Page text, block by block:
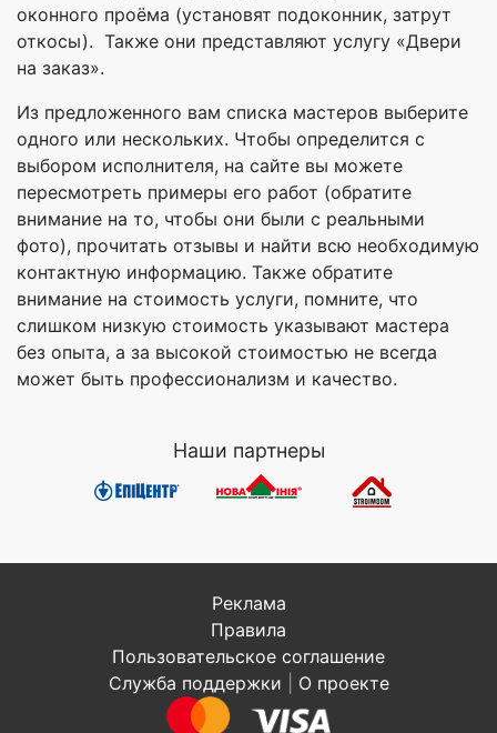
оконного проёма (установят подоконник, затрут
откосы). Также они представляют услугу «Двери
на заказ».
Из предложенного вам списка мастеров выберите
одного или нескольких. Чтобы определится с
выбором исполнителя, на сайте вы можете
пересмотреть примеры его работ (обратите
внимание на то, чтобы они были с реальными
фото), прочитать отзывы и найти всю необходимую
контактную информацию. Также обратите
внимание на стоимость услуги, помните, что
слишком низкую стоимость указывают мастера
без опыта, а за высокой стоимостью не всегда
может быть профессионализм и качество.
Наши партнеры
Реклама
Правила
Пользовательское соглашение
Служба поддержки
О проекте